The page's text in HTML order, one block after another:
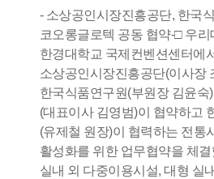
- 소상공인시장진흥공단, 한국
코오롱글로텍 공동 협약-□ 우리
한경대학교 국제컨벤션센터에
소상공인시장진흥공단(이사장
한국식품연구원(부원장 김윤숙
(대표이사 김영범)이 협약하고
(유제철 원장)이 협력하는 전통
활성화를 위한 업무협약을 체
실내 외 다중이용시설, 대형 실